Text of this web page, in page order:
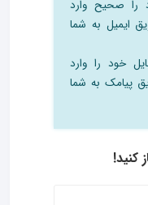
را صحیح وارد
ایمیل به شما
خود را وارد
پیامک به شما
کنید!